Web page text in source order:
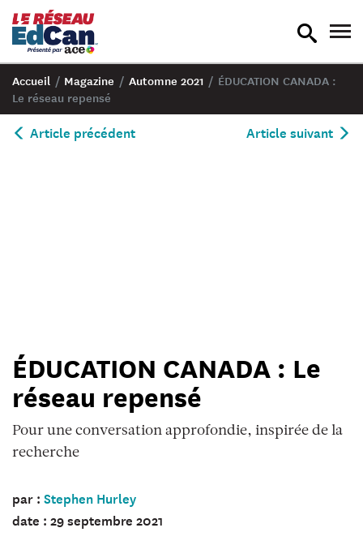
recherche
bascule
Accueil / Magazine / Automne 2021 / ÉDUCATION CANADA :
Le réseau repensé
Article précédent Article suivant
bubble
with
four
ÉDUCATION CANADA : Le
réseau repensé
Pour une conversation approfondie, inspirée de la
recherche
par :Stephen Hurley
date : 29 septembre 2021